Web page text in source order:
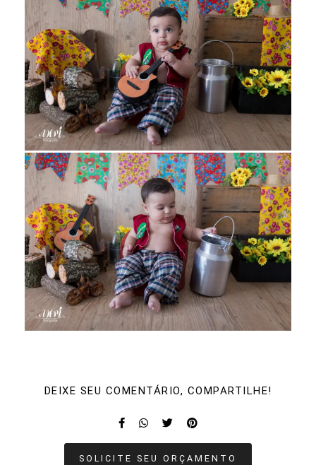
DEIXE SEU COMENTÁRIO, COMPARTILHE!
SOLICITE SEU ORÇAMENTO